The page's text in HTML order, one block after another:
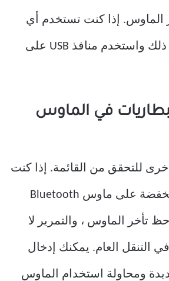
الماوس. إذا كنت تستخدم أي
موزع USB ، فتخط ذلك واستخدم منافذ USB على
في الماوس
أخرى للتحقق من القائمة. إذا كنت
تعمل ببطاريات منخفضة على ماوس Bluetooth
تأخر الماوس ، والتمرير لا
التنقل العام. يمكنك إدخال
ومحاولة استخدام الماوس